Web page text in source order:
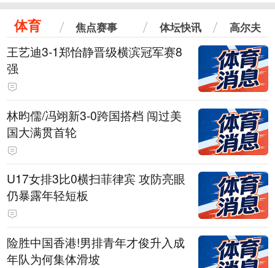
体育 焦点赛事 体坛快讯 高尔夫
王艺迪3-1郑怡静晋级横滨冠军赛8
强
林昀儒/冯翊新3-0跨国搭档 闯过美
国大满贯首轮
U17女排3比0横扫菲律宾 攻防亮眼
仍暴露年轻短板
险胜中国香港!男排青年才俊升入成
年队为何集体滑坡